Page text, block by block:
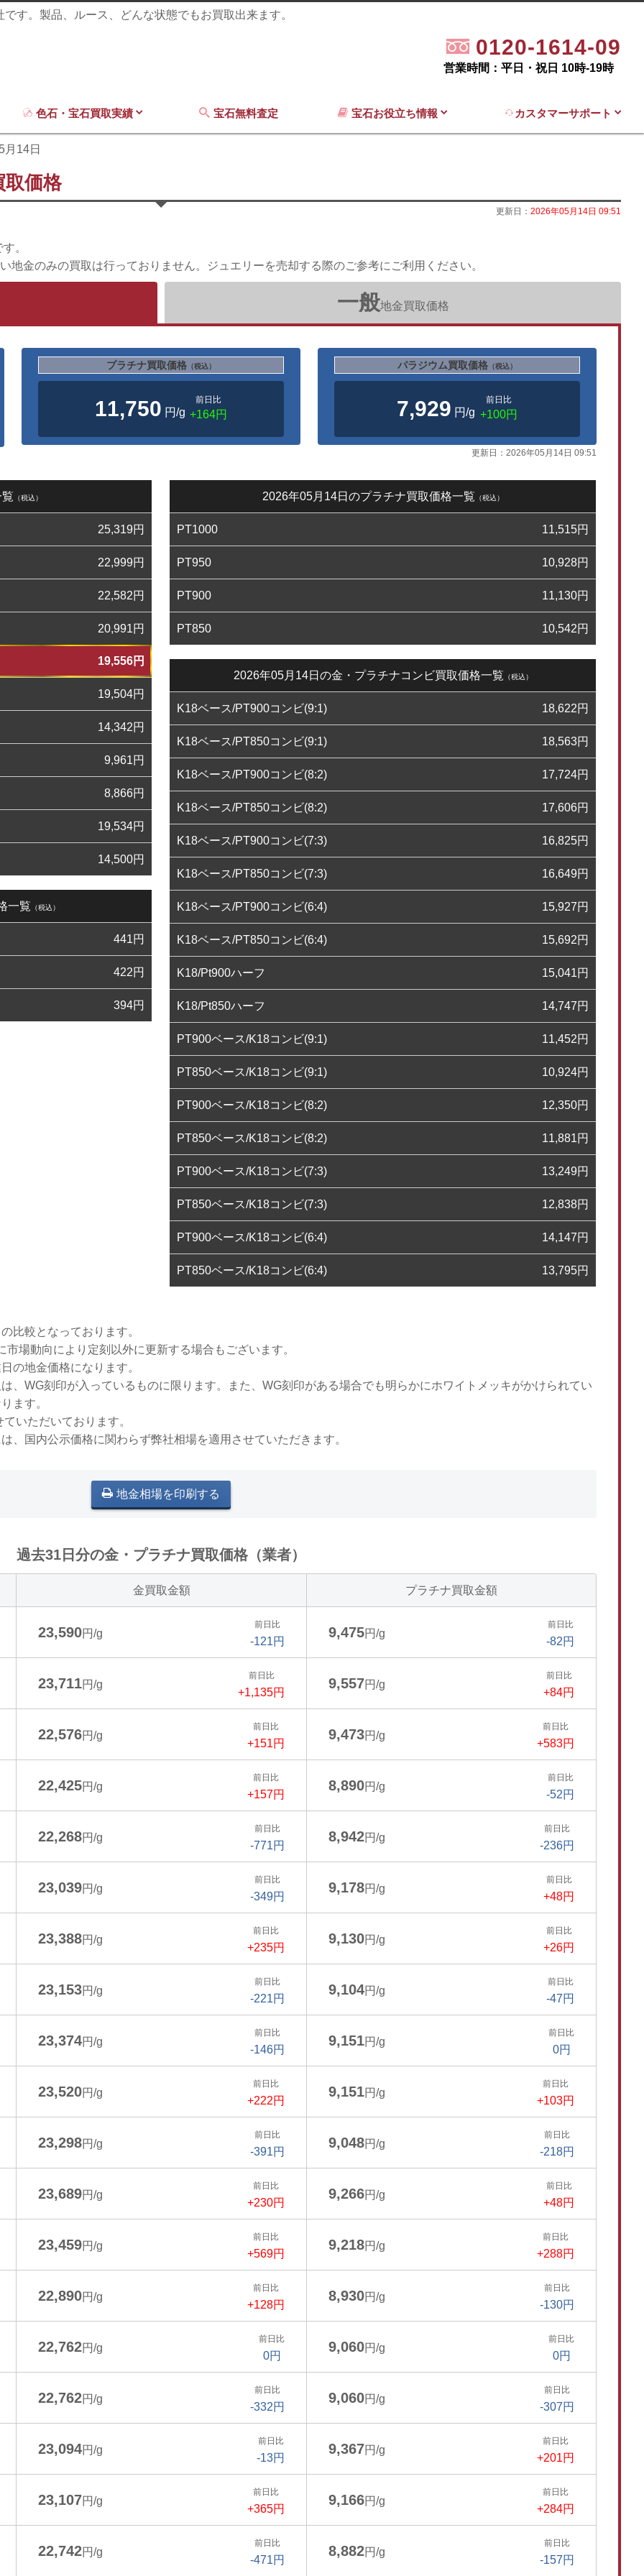
す。製品、ルース、どんな状態でもお買取出来ます。
0120-1614-09
営業時間：平日・祝日 10時-19時
色石・宝石買取実績 宝石無料査定 宝石お役立ち情報 カスタマーサポート
月14日
取価格
更新日： 2026年05月14日 09:51
す。
金のみの買取は行っておりません。ジュエリーを売却する際のご参考にご利用ください。
一般地金買取価格
プラチナ買取価格（税込）
11,750 円/g
前日比
+164円
パラジウム買取価格 （税込）
7,929 円/g
前日比
+100円
更新日： 2026年05月14日 09:51
（税込）
25,319円
22,999円
22,582円
20,991円
19,556円
19,504円
14,342円
9,961円
8,866円
19,534円
14,500円
一覧 （税込）
441円
422円
394円
2026年05月14日のプラチナ買取価格一覧 （税込）
PT1000 11,515円
PT950 10,928円
PT900 11,130円
PT850 10,542円
2026年05月14日の金・プラチナコンビ買取価格一覧 （税込）
K18ベース/PT900コンビ(9:1) 18,622円
K18ベース/PT850コンビ(9:1) 18,563円
K18ベース/PT900コンビ(8:2) 17,724円
K18ベース/PT850コンビ(8:2) 17,606円
K18ベース/PT900コンビ(7:3) 16,825円
K18ベース/PT850コンビ(7:3) 16,649円
K18ベース/PT900コンビ(6:4) 15,927円
K18ベース/PT850コンビ(6:4) 15,692円
K18/Pt900ハーフ 15,041円
K18/Pt850ハーフ 14,747円
PT900ベース/K18コンビ(9:1) 11,452円
PT850ベース/K18コンビ(9:1) 10,924円
PT900ベース/K18コンビ(8:2) 12,350円
PT850ベース/K18コンビ(8:2) 11,881円
PT900ベース/K18コンビ(7:3) 13,249円
PT850ベース/K18コンビ(7:3) 12,838円
PT900ベース/K18コンビ(6:4) 14,147円
PT850ベース/K18コンビ(6:4) 13,795円
比較となっております。
場動向により定刻以外に更新する場合もございます。
の地金価格になります。
、WG刻印が入っているものに限ります。また、WG刻印がある場合でも明らかにホワイトメッキがかけられてい
ます。
いただいております。
、国内公示価格に関わらず弊社相場を適用させていただきます。
地金相場を印刷する
過去31日分の金・プラチナ買取価格（業者）
金買取金額 プラチナ買取金額
23,590円/g
前日比
-121円
9,475円/g
前日比
-82円
23,711円/g
前日比
+1,135円
9,557円/g
前日比
+84円
22,576円/g
前日比
+151円
9,473円/g
前日比
+583円
22,425円/g
前日比
+157円
8,890円/g
前日比
-52円
22,268円/g
前日比
-771円
8,942円/g
前日比
-236円
23,039円/g
前日比
-349円
9,178円/g
前日比
+48円
23,388円/g
前日比
+235円
9,130円/g
前日比
+26円
23,153円/g
前日比
-221円
9,104円/g
前日比
-47円
23,374円/g
前日比
-146円
9,151円/g
前日比
0円
23,520円/g
前日比
+222円
9,151円/g
前日比
+103円
23,298円/g
前日比
-391円
9,048円/g
前日比
-218円
23,689円/g
前日比
+230円
9,266円/g
前日比
+48円
23,459円/g
前日比
+569円
9,218円/g
前日比
+288円
22,890円/g
前日比
+128円
8,930円/g
前日比
-130円
22,762円/g
前日比
0円
9,060円/g
前日比
0円
22,762円/g
前日比
-332円
9,060円/g
前日比
-307円
23,094円/g
前日比
-13円
9,367円/g
前日比
+201円
23,107円/g
前日比
+365円
9,166円/g
前日比
+284円
22,742円/g
前日比
-471円
8,882円/g
前日比
-157円